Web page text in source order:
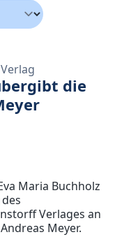
die
Maria Buchholz
Verlages an
Meyer.